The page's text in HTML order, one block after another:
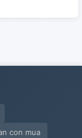
con mua